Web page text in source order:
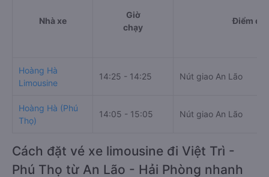
Nhà xe
Giờ
chạy
Điểm đi
Hoàng Hà
Limousine
14:25 - 14:25 Nút giao An Lão
Hoàng Hà (Phú
Thọ)
14:05 - 15:05 Nút giao An Lão
Cách đặt vé xe limousine đi Việt Trì -
Phú Thọ từ An Lão - Hải Phòng nhanh